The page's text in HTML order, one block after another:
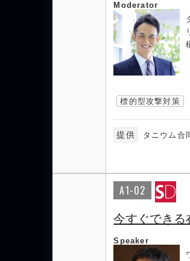
Moderator
標的型攻撃対策
提供 タニウム合
A1-02
今すぐできる
Speaker